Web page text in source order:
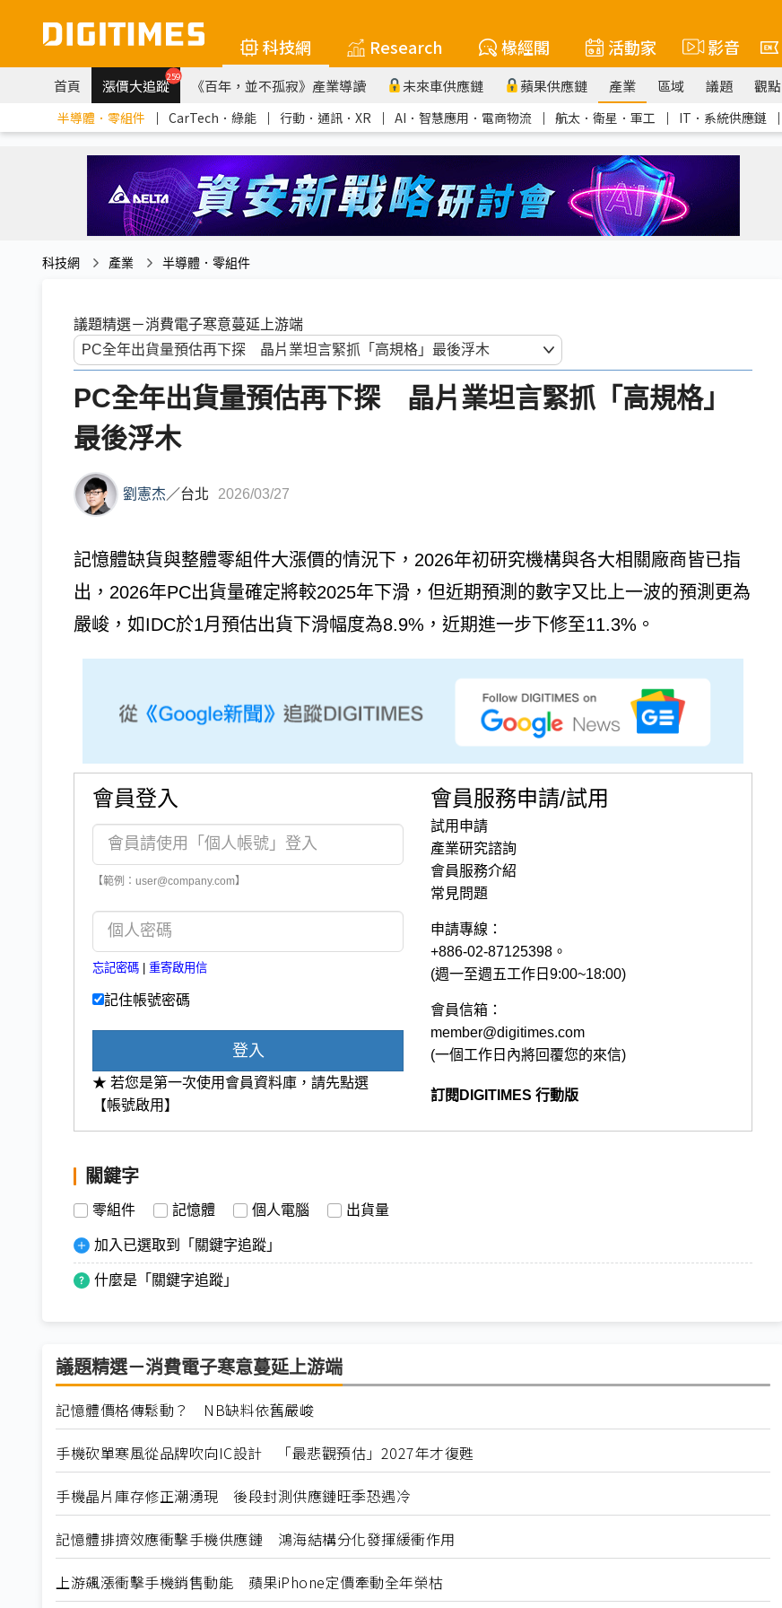
科技網 Research 椽經閣 活動家 影音
首頁 漲價大追蹤259 《百年，並不孤寂》產業導讀 未來車供應鏈 蘋果供應鏈 產業 區域 議題 觀點
半導體．零組件 ｜ CarTech．綠能 ｜ 行動．通訊．XR ｜ AI．智慧應用．電商物流 ｜ 航太．衛星．軍工 ｜ IT．系統供應鏈 ｜
科技網 產業 半導體．零組件
議題精選－消費電子寒意蔓延上游端
PC全年出貨量預估再下探 晶片業坦言緊抓「高規格」
最後浮木
劉憲杰 ／台北 2026/03/27
記憶體缺貨與整體零組件大漲價的情況下，2026年初研究機構與各大相關廠商皆已指
出，2026年PC出貨量確定將較2025年下滑，但近期預測的數字又比上一波的預測更為
嚴峻，如IDC於1月預估出貨下滑幅度為8.9%，近期進一步下修至11.3%。
會員登入
【範例：user@company.com】
忘記密碼 重寄啟用信
記住帳號密碼
登入
★ 若您是第一次使用會員資料庫，請先點選
【帳號啟用】
會員服務申請/試用
試用申請
產業研究諮詢
會員服務介紹
常見問題
申請專線：
+886-02-87125398。
(週一至週五工作日9:00~18:00)
會員信箱：
member@digitimes.com
(一個工作日內將回覆您的來信)
訂閱DIGITIMES 行動版
關鍵字
零組件 記憶體 個人電腦 出貨量
加入已選取到「關鍵字追蹤」
什麼是「關鍵字追蹤」
議題精選－消費電子寒意蔓延上游端
記憶體價格傳鬆動？ NB缺料依舊嚴峻
手機砍單寒風從品牌吹向IC設計 「最悲觀預估」2027年才復甦
手機晶片庫存修正潮湧現 後段封測供應鏈旺季恐遇冷
記憶體排擠效應衝擊手機供應鏈 鴻海結構分化發揮緩衝作用
上游飆漲衝擊手機銷售動能 蘋果iPhone定價牽動全年榮枯